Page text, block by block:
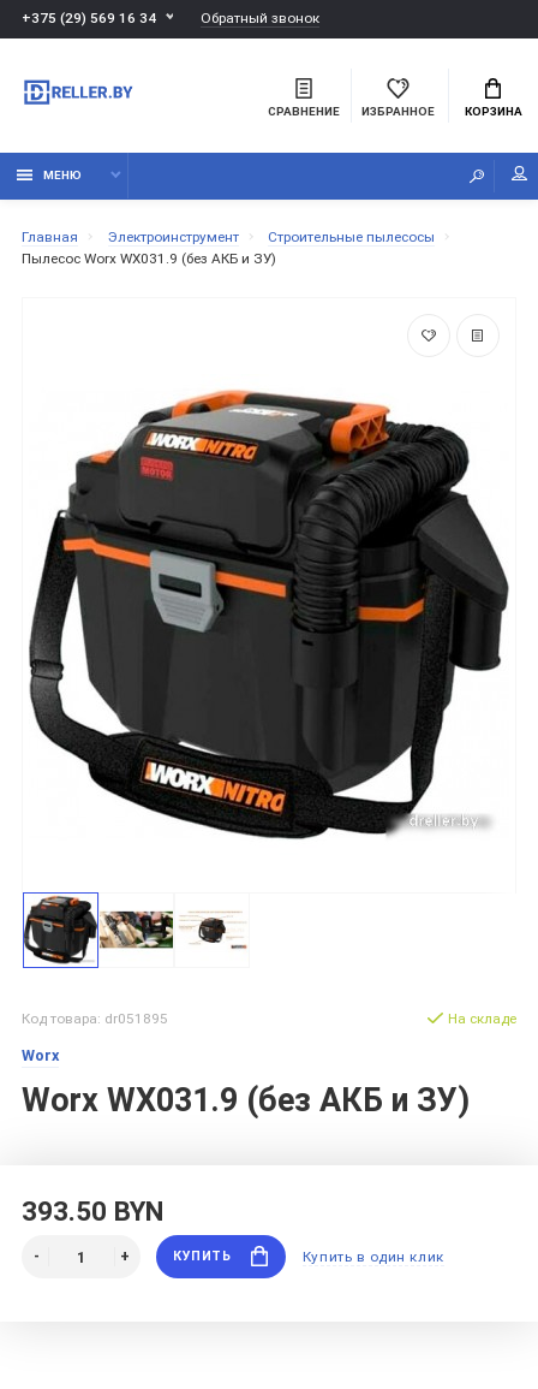
+375 (29) 569 16 34 Обратный звонок
СРАВНЕНИЕ ИЗБРАННОЕ КОРЗИНА
МЕНЮ
Главная Электроинструмент
Строительные пылесосы
Пылесос Worx WX031.9 (без АКБ и ЗУ)
Код товара: dr051895
Worx
Worx WX031.9 (без АКБ и ЗУ)
На складе
393.50 BYN
КУПИТЬ Купить в один клик